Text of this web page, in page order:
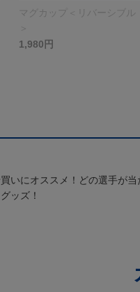
マグカップ＜リバーシブル
1,980円
いにオススメ！どの選手が当
ッズ！